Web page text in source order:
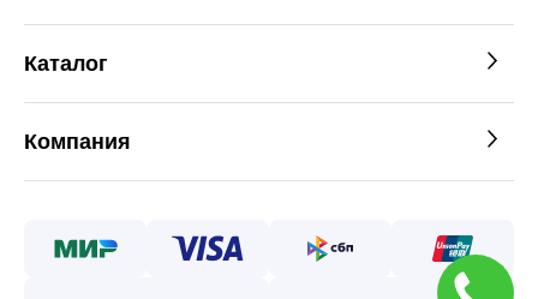
Каталог
Компания